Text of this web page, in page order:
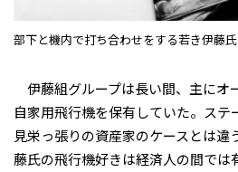
部下と機内で打ち合わせをする若き伊藤氏
伊藤組グループは長い間、主にオ
自家用飛行機を保有していた。ステ
見栄っ張りの資産家のケースとは
藤氏の飛行機好きは経済人の間では